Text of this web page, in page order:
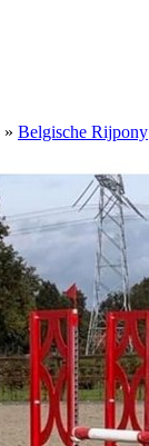
» Belgische Rijpony